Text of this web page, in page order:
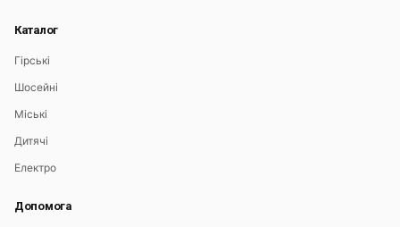
Каталог
Гірські
Шосейні
Міські
Дитячі
Електро
Допомога